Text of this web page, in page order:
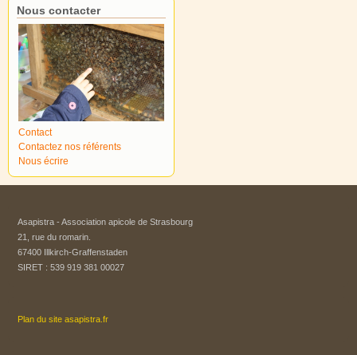
Nous contacter
Contact
Contactez nos référents
Nous écrire
Asapistra - Association apicole de Strasbourg​
21, rue du romarin.
67400 Illkirch-Graffenstaden
SIRET : 539 919 381 00027
Plan du site asapistra.fr